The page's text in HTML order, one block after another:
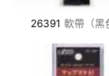
26391 軟帶（黑